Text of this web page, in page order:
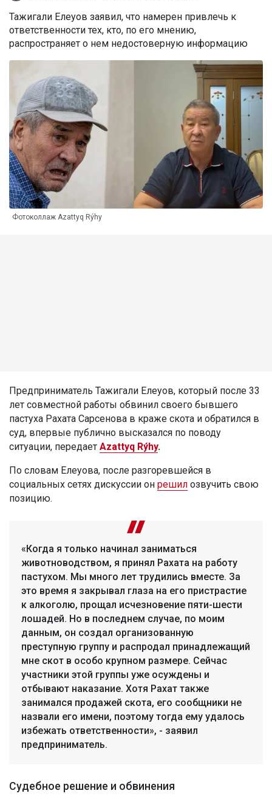
Тажигали Елеуов заявил, что намерен привлечь к
ответственности тех, кто, по его мнению,
распространяет о нем недостоверную информацию
Фотоколлаж Azattyq Rýhy
Предприниматель Тажигали Елеуов, который после 33
лет совместной работы обвинил своего бывшего
пастуха Рахата Сарсенова в краже скота и обратился в
суд, впервые публично высказался по поводу
ситуации, передает Azattyq Rýhy.
По словам Елеуова, после разгоревшейся в
социальных сетях дискуссии он решил озвучить свою
позицию.
«Когда я только начинал заниматься
животноводством, я принял Рахата на работу
пастухом. Мы много лет трудились вместе. За
это время я закрывал глаза на его пристрастие
к алкоголю, прощал исчезновение пяти-шести
лошадей. Но в последнем случае, по моим
данным, он создал организованную
преступную группу и распродал принадлежащий
мне скот в особо крупном размере. Сейчас
участники этой группы уже осуждены и
отбывают наказание. Хотя Рахат также
занимался продажей скота, его сообщники не
назвали его имени, поэтому тогда ему удалось
избежать ответственности», - заявил
предприниматель.
Судебное решение и обвинения